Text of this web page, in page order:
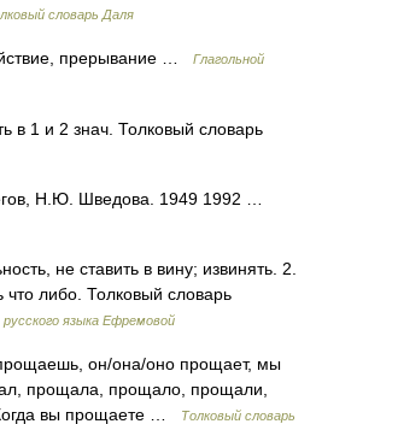
словарь Даля
прерывание …
Глагольной
1 и 2 знач. Толковый словарь
Н.Ю. Шведова. 1949 1992 …
не ставить в вину; извинять. 2.
что либо. Толковый словарь
языка Ефремовой
он/она/оно прощает, мы
прощала, прощало, прощали,
вы прощаете …
Толковый словарь